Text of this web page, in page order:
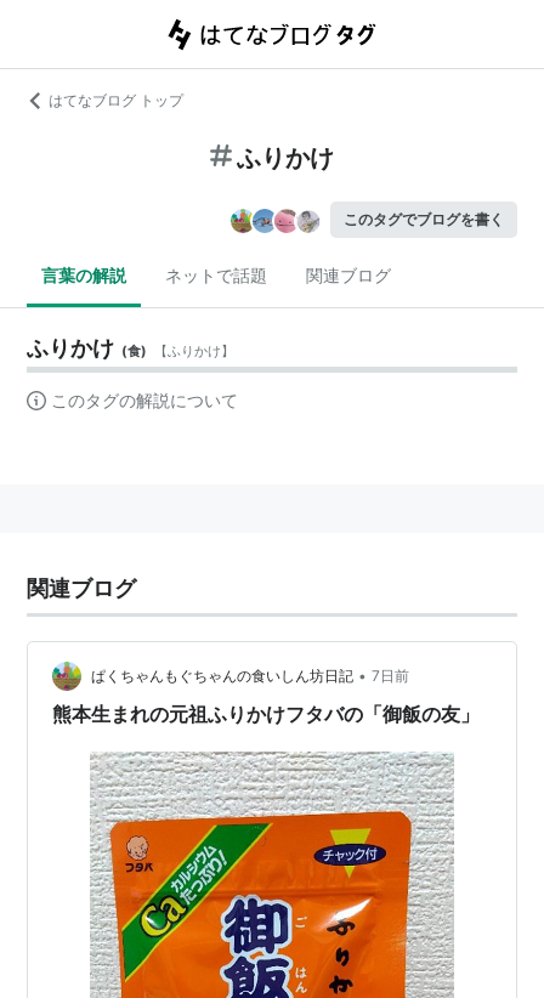
はてなブログ トップ
ふりかけ
このタグでブログを書く
言葉の解説 ネットで話題 関連ブログ
ふりかけ (食) 【ふりかけ】
このタグの解説について
関連ブログ
ぱくちゃんもぐちゃんの食いしん坊日記 • 7日前
熊本生まれの元祖ふりかけフタバの「御飯の友」